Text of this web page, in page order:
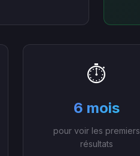
⏱️
6 mois
pour voir les premiers
résultats